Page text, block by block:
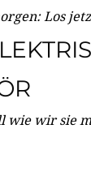
Los
wie wir sie